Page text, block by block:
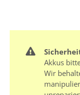
Akkus
Wir